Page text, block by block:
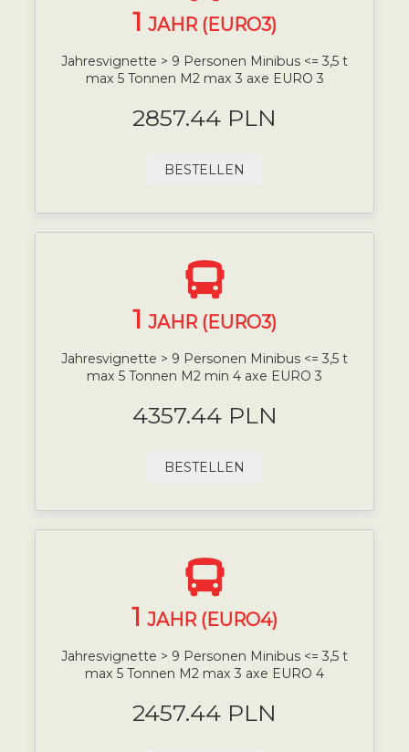
1 JAHR (EURO3)
Jahresvignette > 9 Personen Minibus <= 3,5 t
max 5 Tonnen M2 max 3 axe EURO 3
2857.44 PLN
BESTELLEN
1 JAHR (EURO3)
Jahresvignette > 9 Personen Minibus <= 3,5 t
max 5 Tonnen M2 min 4 axe EURO 3
4357.44 PLN
BESTELLEN
1 JAHR (EURO4)
Jahresvignette > 9 Personen Minibus <= 3,5 t
max 5 Tonnen M2 max 3 axe EURO 4
2457.44 PLN